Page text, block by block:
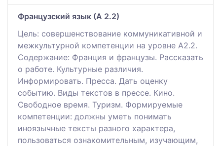
Французский язык (А 2.2)
Цель: совершенствование коммуникативной и
межкультурной компетенции на уровне А2.2.
Содержание: Франция и французы. Рассказать
о работе. Культурные различия.
Информировать. Пресса. Дать оценку
событию. Виды текстов в прессе. Кино.
Свободное время. Туризм. Формируемые
компетенции: должны уметь понимать
иноязычные тексты разного характера,
пользоваться ознакомительным, изучающим,